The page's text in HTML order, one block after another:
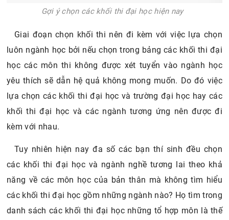
Gợi ý chọn các khối thi đại học hiện nay
Giai đoạn chọn khối thi nên đi kèm với việc lựa chọn
luôn ngành học bởi nếu chọn trong bảng các khối thi đại
học các môn thi không được xét tuyển vào ngành học
yêu thích sẽ dẫn hệ quả không mong muốn. Do đó việc
lựa chọn các khối thi đại học và trường đại học hay các
khối thi đại học và các ngành tương ứng nên được đi
kèm với nhau.
Tuy nhiên hiện nay đa số các bạn thí sinh đều chọn
các khối thi đại học và ngành nghề tương lai theo khả
năng về các môn học của bản thân mà không tìm hiểu
các khối thi đại học gồm những ngành nào? Họ tìm trong
danh sách các khối thi đại học những tổ hợp môn là thế